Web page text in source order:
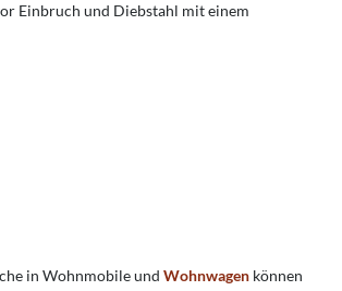
Einbruch und Diebstahl mit einem
in Wohnmobile und Wohnwagen können